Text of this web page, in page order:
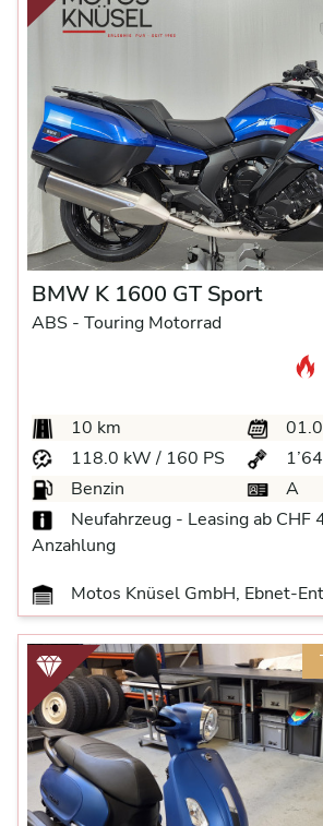
BMW K 1600 GT Sport
ABS - Touring Motorrad
10 km
118.0 kW / 160 PS
Benzin
A
Neufahrzeug - Leasing ab CHF
Anzahlung
Motos Knüsel GmbH, Ebnet-